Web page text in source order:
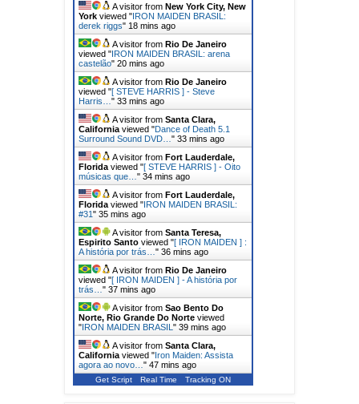
A visitor from New York City, New
York viewed "IRON MAIDEN BRASIL:
derek riggs" 18 mins ago
A visitor from Rio De Janeiro
viewed "IRON MAIDEN BRASIL: arena
castelão" 20 mins ago
A visitor from Rio De Janeiro
viewed "[ STEVE HARRIS ] - Steve
Harris… " 33 mins ago
A visitor from Santa Clara,
California viewed "Dance of Death 5.1
Surround Sound DVD… " 33 mins ago
A visitor from Fort Lauderdale,
Florida viewed "[ STEVE HARRIS ] - Oito
músicas que… " 34 mins ago
A visitor from Fort Lauderdale,
Florida viewed "IRON MAIDEN BRASIL:
#31" 35 mins ago
A visitor from Santa Teresa,
Espirito Santo viewed "[ IRON MAIDEN ] :
A história por trás… " 36 mins ago
A visitor from Rio De Janeiro
viewed "[ IRON MAIDEN ] - A história por
trás… " 38 mins ago
A visitor from Sao Bento Do
Norte, Rio Grande Do Norte viewed
"IRON MAIDEN BRASIL " 39 mins ago
A visitor from Santa Clara,
California viewed "Iron Maiden: Assista
agora ao novo… " 47 mins ago
Get Script Real Time Tracking ON